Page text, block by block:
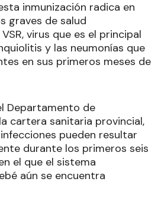
inmunización radica en
graves de salud
virus que es el principal
y las neumonías que
en sus primeros meses de
Departamento de
cartera sanitaria provincial,
pueden resultar
durante los primeros seis
el que el sistema
aún se encuentra